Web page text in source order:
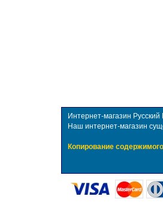
Интернет-магазин
Наш интернет-магазин
Копирование